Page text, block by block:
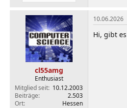
cl55amg
Enthusiast
Mitglied seit 10.12.2003
Beiträge
2.503
Ort
Hessen
10.06.2026
Hi, gibt